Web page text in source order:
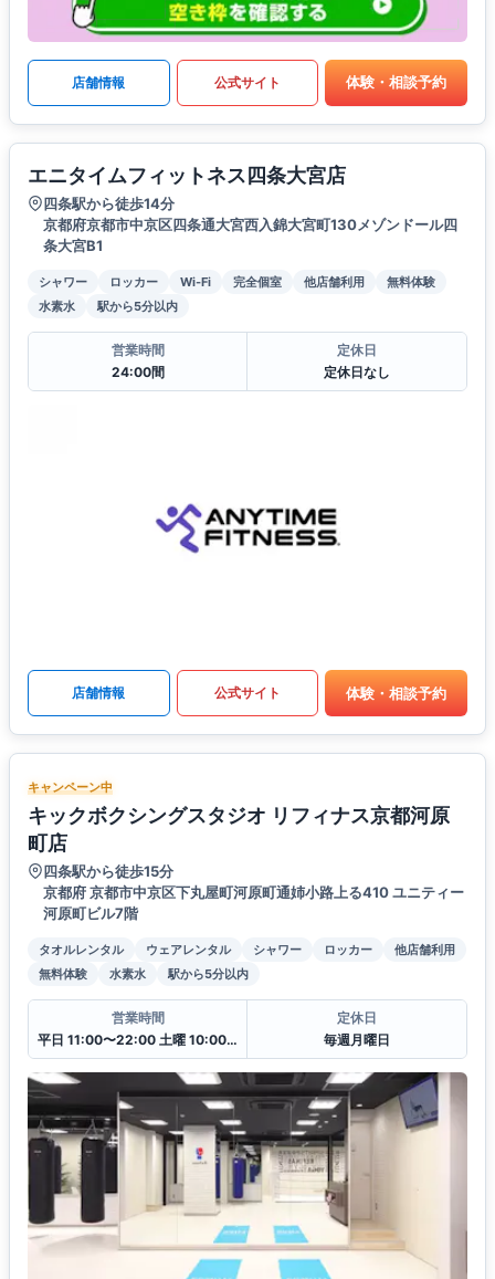
店舗情報 公式サイト 体験・相談予約
エニタイムフィットネス四条大宮店
四条駅から徒歩14分
京都府京都市中京区四条通大宮西入錦大宮町130メゾンドール四
条大宮B1
シャワー ロッカー Wi-Fi 完全個室 他店舗利用
無料体験
水素水
駅から5分以内
営業時間
24:00間
定休日
定休日なし
店舗情報 公式サイト 体験・相談予約
キャンペーン中
キックボクシングスタジオ リフィナス京都河原
町店
四条駅から徒歩15分
京都府 京都市中京区下丸屋町河原町通姉小路上る410 ユニティー
河原町ビル7階
タオルレンタル ウェアレンタル シャワー ロッカー
他店舗利用
無料体験
水素水 駅から5分以内
営業時間
平日 11:00〜22:00 土曜 10:00〜20:00 日・祝 10:00〜18:00
定休日
毎週月曜日